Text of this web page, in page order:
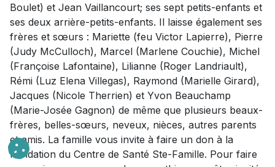
Boulet) et Jean Vaillancourt; ses sept petits-enfants et
ses deux arrière-petits-enfants. Il laisse également ses
frères et sœurs : Mariette (feu Victor Lapierre), Pierre
(Judy McCulloch), Marcel (Marlene Couchie), Michel
(Françoise Lafontaine), Lilianne (Roger Landriault),
Rémi (Luz Elena Villegas), Raymond (Marielle Girard),
Jacques (Nicole Therrien) et Yvon Beauchamp
(Marie-Josée Gagnon) de même que plusieurs beaux-
frères, belles-sœurs, neveux, nièces, autres parents
et amis. La famille vous invite à faire un don à la
Fondation du Centre de Santé Ste-Famille. Pour faire